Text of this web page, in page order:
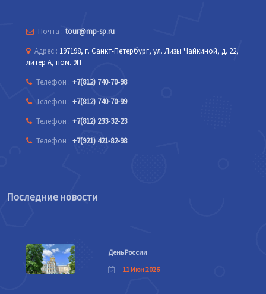
Почта : tour@mp-sp.ru
Адрес : 197198, г. Санкт-Петербург, ул. Лизы Чайкиной, д. 22,
литер А, пом. 9Н
Телефон : +7(812) 740-70-98
Телефон : +7(812) 740-70-99
Телефон : +7(812) 233-32-23
Телефон : +7(921) 421-82-98
Последние новости
День России
11 Июн 2026